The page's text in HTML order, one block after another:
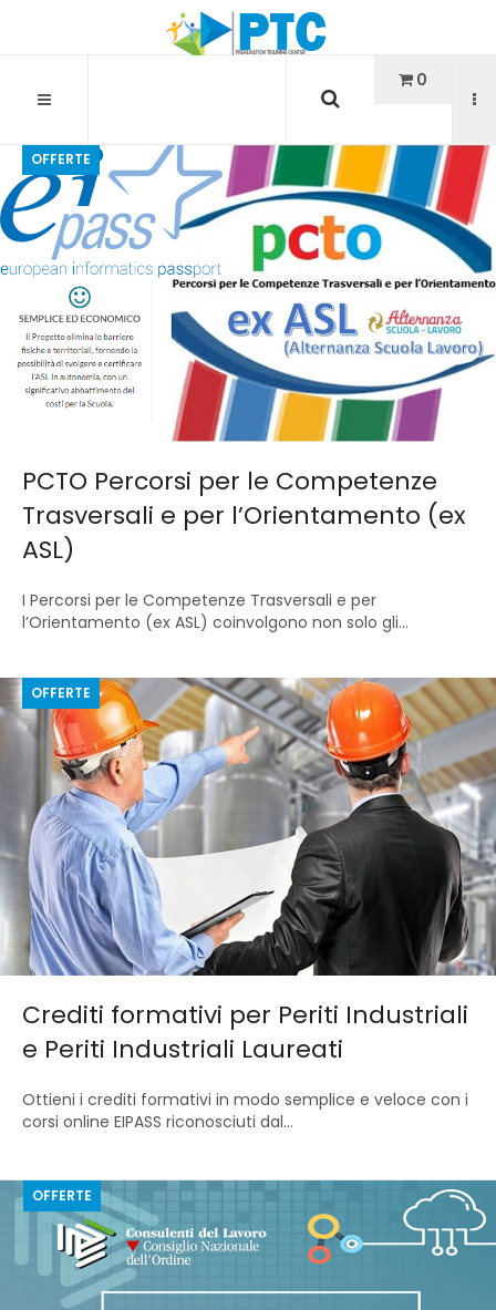
0
OFFERTE
PCTO Percorsi per le Competenze
Trasversali e per l’Orientamento (ex
ASL)
I Percorsi per le Competenze Trasversali e per
l’Orientamento (ex ASL) coinvolgono non solo gli...
OFFERTE
Crediti formativi per Periti Industriali
e Periti Industriali Laureati
Ottieni i crediti formativi in modo semplice e veloce con i
corsi online EIPASS riconosciuti dal...
OFFERTE